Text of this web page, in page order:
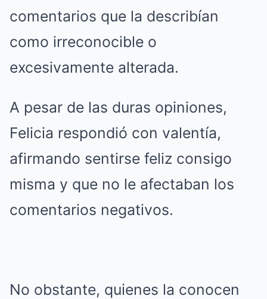
comentarios que la describían
como irreconocible o
excesivamente alterada.
A pesar de las duras opiniones,
Felicia respondió con valentía,
afirmando sentirse feliz consigo
misma y que no le afectaban los
comentarios negativos.
No obstante, quienes la conocen